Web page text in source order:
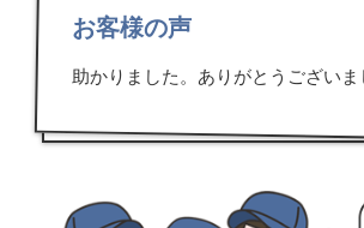
お客様の声
助かりました。ありがとうございま